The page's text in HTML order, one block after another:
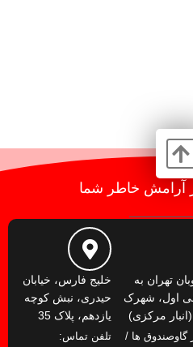
آرامش خاطر شما
3 اتوبان تهران به
اول، شهرک
مرکزی)
گاوصندوق ها /
خلیج فارس، خیابان
حیدری، نبش کوچه
یازدهم، پلاک 35
تلفن تماس: